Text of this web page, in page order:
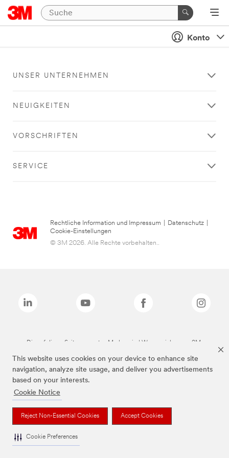
This website uses cookies on your device to enhance site
navigation, analyze site usage, and deliver you advertisements
based on your interests.
Cookie Notice
Reject Non-Essential Cookies Accept Cookies
Cookie Preferences
Konto
UNSER UNTERNEHMEN
NEUIGKEITEN
VORSCHRIFTEN
SERVICE
Rechtliche Information und Impressum Datenschutz
Cookie-Einstellungen
© 3M 2026. Alle Rechte vorbehalten..
Die auf dieser Seite genannten Marken sind Warenzeichen von 3M.